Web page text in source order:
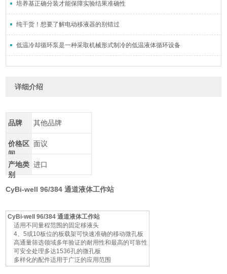
培养基正确分装才能保障实验结果准确性
纯干货！想要了解电动移液器的别错过
低温冷却循环泵是一种采取机械形式制冷的低温液体循环设备
详细介绍
品牌 其他品牌
价格区
间
面议
产地类
别
进口
CyBi-well 96/384 通道液体工作站
CyBi-well 96/384 通道液体工作站
适用不同量程范围的固定移液头
4、5或10板位的板载架可快速准确的移动微孔板
高通量筛选领域多年验证的耐用性和最高的可靠性
可安全处理多达1536孔的微孔板
多样化的配件适用于广泛的应用范围